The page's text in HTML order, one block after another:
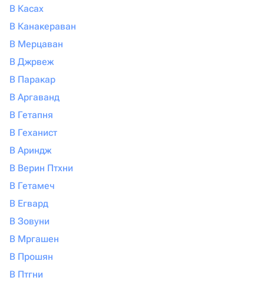
В Касах
В Канакераван
В Мерцаван
В Джрвеж
В Паракар
В Аргаванд
В Гетапня
В Геханист
В Ариндж
В Верин Птхни
В Гетамеч
В Егвард
В Зовуни
В Мргашен
В Прошян
В Птгни